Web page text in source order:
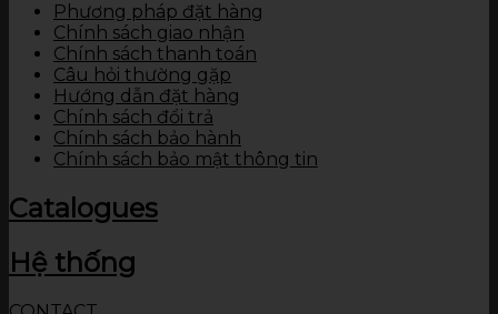
Phương pháp đặt hàng
Chính sách giao nhận
Chính sách thanh toán
Câu hỏi thường gặp
Hướng dẫn đặt hàng
Chính sách đổi trả
Chính sách bảo hành
Chính sách bảo mật thông tin
Catalogues
Hệ thống